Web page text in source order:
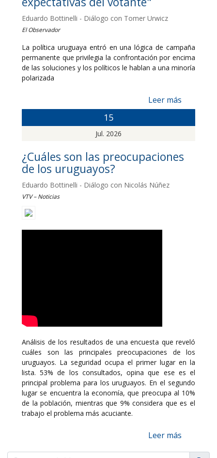
Eduardo Bottinelli - Diálogo con Tomer Urwicz
El Observador
La política uruguaya entró en una lógica de campaña
permanente que privilegia la confrontación por encima
de las soluciones y los políticos le hablan a una minoría
polarizada
Leer más
15
Jul. 2026
¿Cuáles son las preocupaciones
de los uruguayos?
Eduardo Bottinelli - Diálogo con Nicolás Núñez
VTV – Noticias
Análisis de los resultados de una encuesta que reveló
cuáles son las principales preocupaciones de los
uruguayos. La seguridad ocupa el primer lugar en la
lista. 53% de los consultados, opina que ese es el
principal problema para los uruguayos. En el segundo
lugar se encuentra la economía, que preocupa al 10%
de la población, mientras que 9% considera que es el
trabajo el problema más acuciante.
Leer más